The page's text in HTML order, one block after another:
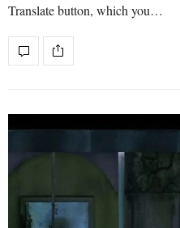
Translate button, which you…